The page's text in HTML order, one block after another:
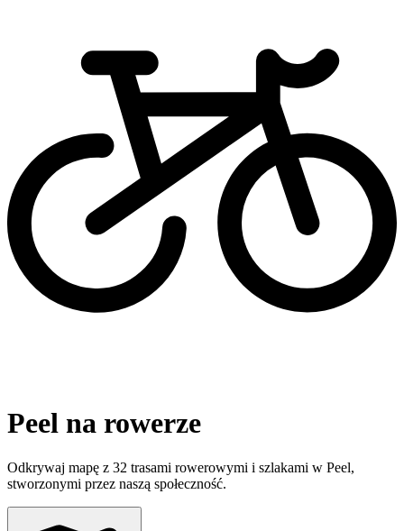
Peel na rowerze
Odkrywaj mapę z 32 trasami rowerowymi i szlakami w Peel,
stworzonymi przez naszą społeczność.